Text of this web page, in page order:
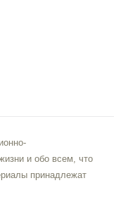
и обо всем, что
принадлежат